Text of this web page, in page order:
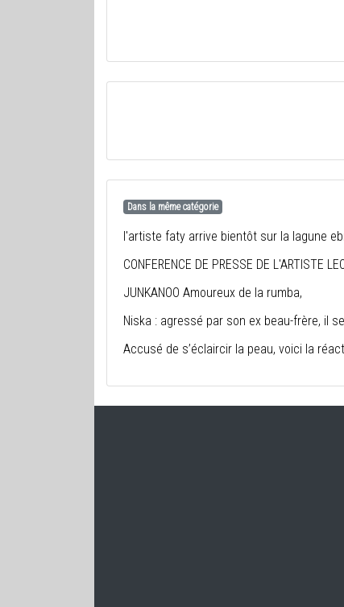
Dans la même catégorie
l'artiste faty arrive bientôt sur la lagune
CONFERENCE DE PRESSE DE L'ARTISTE
JUNKANOO Amoureux de la rumba,
Niska : agressé par son ex beau-frère, il
Accusé de s’éclaircir la peau, voici la